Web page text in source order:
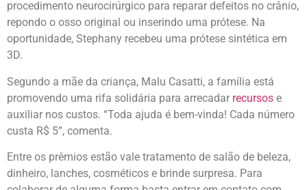
procedimento neurocirúrgico para reparar defeitos no crânio,
repondo o osso original ou inserindo uma prótese. Na
oportunidade, Stephany recebeu uma prótese sintética em
3D.
Segundo a mãe da criança, Malu Casatti, a família está
promovendo uma rifa solidária para arrecadar recursos e
auxiliar nos custos. “Toda ajuda é bem-vinda! Cada número
custa R$ 5”, comenta.
Entre os prêmios estão vale tratamento de salão de beleza,
dinheiro, lanches, cosméticos e brinde surpresa. Para